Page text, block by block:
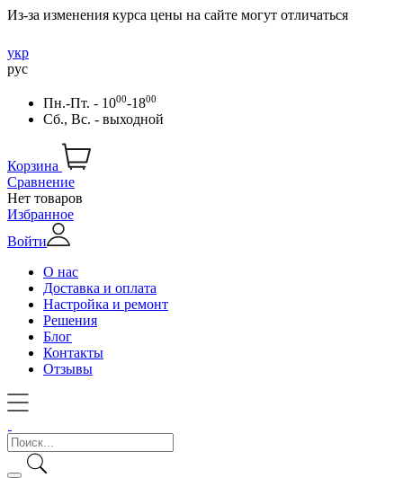
Из-за изменения курса цены на сайте могут отличаться
укр
рус
Пн.-Пт. - 1000-1800
Сб., Вс. - выходной
Корзина
Сравнение
Нет товаров
Избранное
Войти
О нас
Доставка и оплата
Настройка и ремонт
Решения
Блог
Контакты
Отзывы